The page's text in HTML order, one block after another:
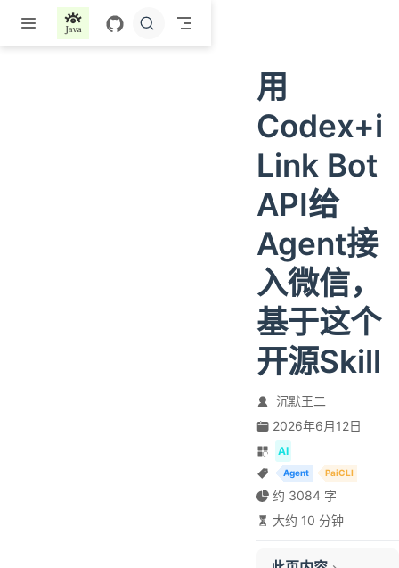
跳至主要內容
用
Codex+i
Link Bot
API给
Agent接
入微信，
基于这个
开源Skill
沉默王二
2026年6月12日
AI
Agent PaiCLI
约 3084 字
大约 10 分钟